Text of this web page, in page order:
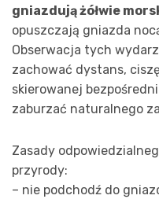
gniazdują żółwie
opuszczają gniazda
Obserwacja tych
zachować dystans,
skierowanej
zaburzać naturalnego
Zasady
przyrody:
– nie podchodź do